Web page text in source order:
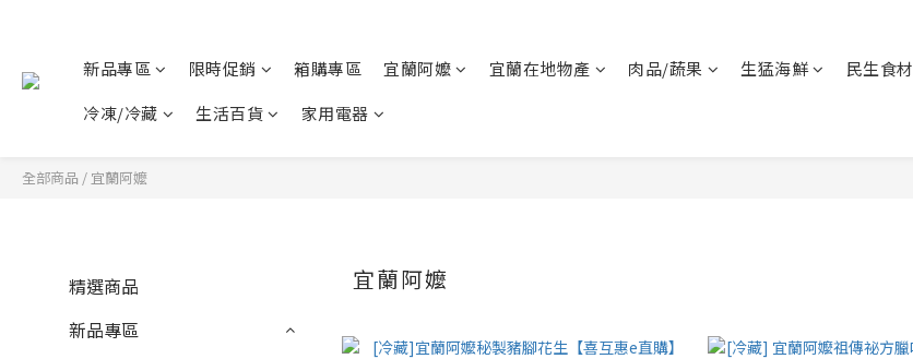
新品專區 限時促銷 箱購專區 宜蘭阿嬤 宜蘭在地物產 肉品/蔬果 生猛海鮮 民生食材
冷凍/冷藏
生活百貨 家用電器
全部商品 / 宜蘭阿嬤
精選商品
新品專區
宜蘭阿嬤